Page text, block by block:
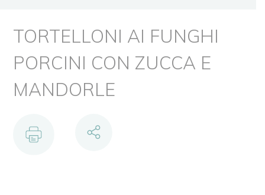
TORTELLONI AI FUNGHI
PORCINI CON ZUCCA E
MANDORLE